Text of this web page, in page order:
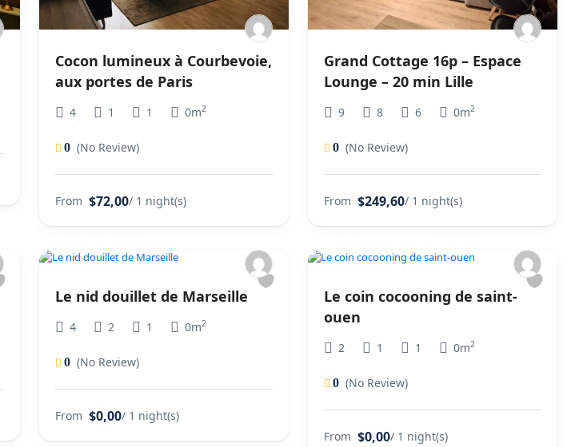
Cocon lumineux à Courbevoie,
aux portes de Paris
4 1 1 0m2
0 (No Review)
From $72,00/ 1 night(s)
Grand Cottage 16p – Espace
Lounge – 20 min Lille
9 8 6 0m2
0 (No Review)
From $249,60/ 1 night(s)
Le nid douillet de Marseille
4 2 1 0m2
0 (No Review)
From $0,00/ 1 night(s)
Le coin cocooning de saint-
ouen
2 1 1 0m2
0 (No Review)
From $0,00/ 1 night(s)